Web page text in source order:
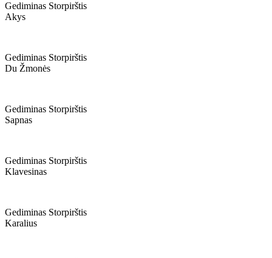
Gediminas Storpirštis
Akys
Gediminas Storpirštis
Du Žmonės
Gediminas Storpirštis
Sapnas
Gediminas Storpirštis
Klavesinas
Gediminas Storpirštis
Karalius